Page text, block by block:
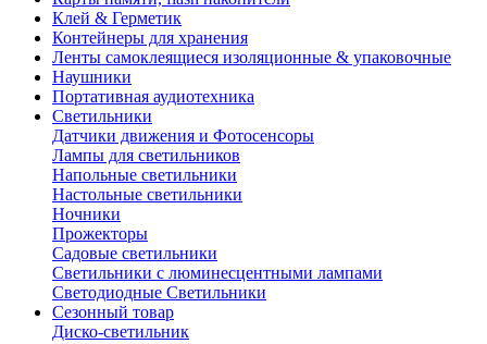
Клей & Герметик
Контейнеры для хранения
Ленты самоклеящиеся изоляционные & упаковочные
Наушники
Портативная аудиотехника
Светильники
Датчики движения и Фотосенсоры
Лампы для светильников
Напольные светильники
Настольные светильники
Ночники
Прожекторы
Садовые светильники
Светильники с люминесцентными лампами
Светодиодные Светильники
Сезонный товар
Диско-светильник